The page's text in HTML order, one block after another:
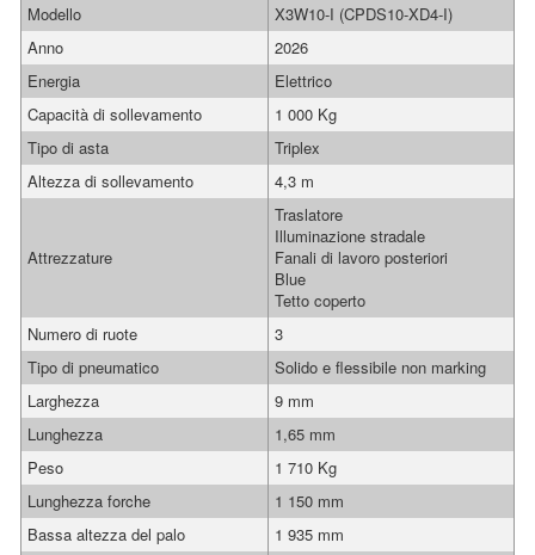
Modello
X3W10-I (CPDS10-XD4-I)
Anno
2026
Energia
Elettrico
Capacità di sollevamento
1 000 Kg
Tipo di asta
Triplex
Altezza di sollevamento
4,3 m
Attrezzature
Traslatore
Illuminazione stradale
Fanali di lavoro posteriori
Blue
Tetto coperto
Numero di ruote
3
Tipo di pneumatico
Solido e flessibile non marking
Larghezza
9 mm
Lunghezza
1,65 mm
Peso
1 710 Kg
Lunghezza forche
1 150 mm
Bassa altezza del palo
1 935 mm